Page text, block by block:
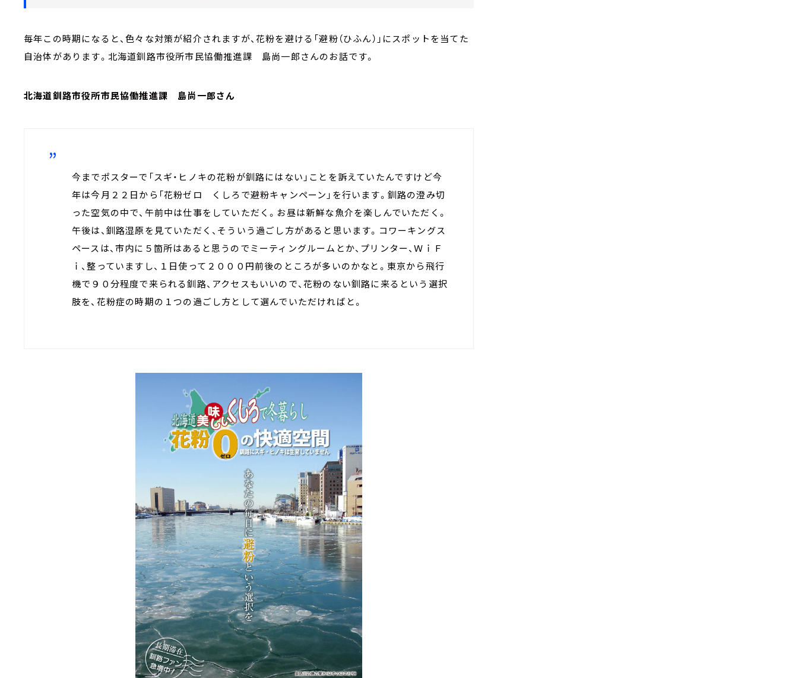
毎年この時期になると、色々な対策が紹介されますが、花粉を避ける「避粉（ひふん）」にスポットを当てた
自治体があります。北海道釧路市役所市民協働推進課 島尚一郎さんのお話です。
北海道釧路市役所市民協働推進課 島尚一郎さん
今までポスターで「スギ・ヒノキの花粉が釧路にはない」ことを訴えていたんですけど今
年は今月２２日から「花粉ゼロ くしろで避粉キャンペーン」を行います。釧路の澄み切
った空気の中で、午前中は仕事をしていただく。お昼は新鮮な魚介を楽しんでいただく。
午後は、釧路湿原を見ていただく、そういう過ごし方があると思います。コワーキングス
ペースは、市内に５箇所はあると思うのでミーティングルームとか、プリンター、ＷｉＦ
ｉ、整っていますし、１日使って２０００円前後のところが多いのかなと。東京から飛行
機で９０分程度で来られる釧路、アクセスもいいので、花粉のない釧路に来るという選択
肢を、花粉症の時期の１つの過ごし方として選んでいただければと。